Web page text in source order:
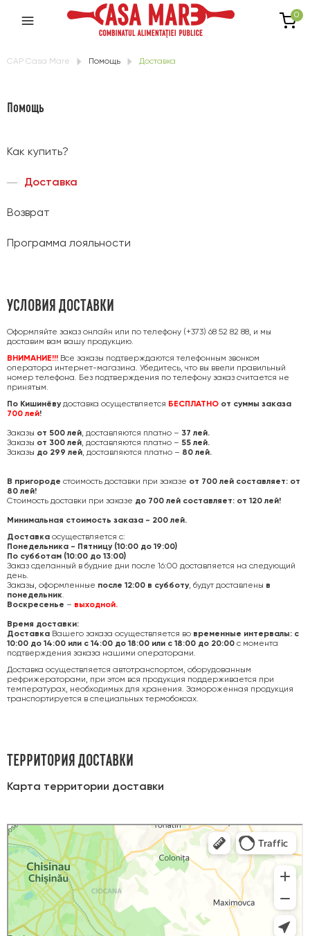
0
CAP Casa Mare Помощь Доставка
Помощь
Как купить?
Доставка
Возврат
Программа лояльности
УСЛОВИЯ ДОСТАВКИ
Оформляйте заказ онлайн или по телефону (+373) 68 52 82 88, и мы
доставим вам вашу продукцию.
ВНИМАНИЕ!!! Все заказы подтверждаются телефонным звонком
оператора интернет-магазина. Убедитесь, что вы ввели правильный
номер телефона. Без подтверждения по телефону заказ считается не
принятым.
По Кишинёвудоставка осуществляется БЕСПЛАТНО от суммы заказа
700 лей!
Заказы от 500 лей, доставляются платно – 37 лей.
Заказы от 300 лей, доставляются платно – 55 лей.
Заказы до 299 лей, доставляются платно – 80 лей.
В пригороде стоимость доставки при заказе от 700 лей составляет: от
80 лей!
Стоимость доставки при заказе до 700 лей составляет: от 120 лей!
Минимальная стоимость заказа - 200 лей.
Доставка осуществляется с:
Понедельника - Пятницу (10:00 до 19:00)
По субботам (10:00 до 13:00)
Заказ сделанный в будние дни после 16:00 доставляется на следующий
день.
Заказы, оформленные после 12:00 в субботу, будут доставлены в
понедельник.
Воскресенье – выходной.
Время доставки:
Доставка Вашего заказа осуществляется во временные интервалы: с
10:00 до 14:00 или с 14:00 до 18:00 или с 18:00 до 20:00 с момента
подтверждения заказа нашими операторами.
Доставка осуществляется автотранспортом, оборудованным
рефрижераторами, при этом вся продукция поддерживается при
температурах, необходимых для хранения. Замороженная продукция
транспортируется в специальных термобоксах.
ТЕРРИТОРИЯ ДОСТАВКИ
Карта территории доставки
Яндекс Карты
Карта Кишинева с улицами и номерами домов онлайн — Яндекс Карты